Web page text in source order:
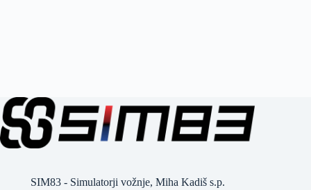
SIM83 - Simulatorji vožnje, Miha Kadiš s.p.